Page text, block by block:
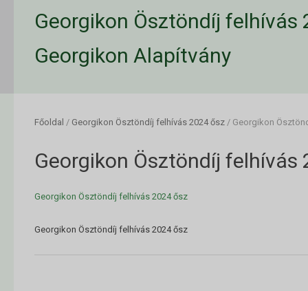
Georgikon Ösztöndíj felhívás
Georgikon Alapítvány
Főoldal / Georgikon Ösztöndíj felhívás 2024 ősz / Georgikon
Georgikon Ösztöndíj felhívás
Georgikon Ösztöndíj felhívás 2024 ősz
Georgikon Ösztöndíj felhívás 2024 ősz